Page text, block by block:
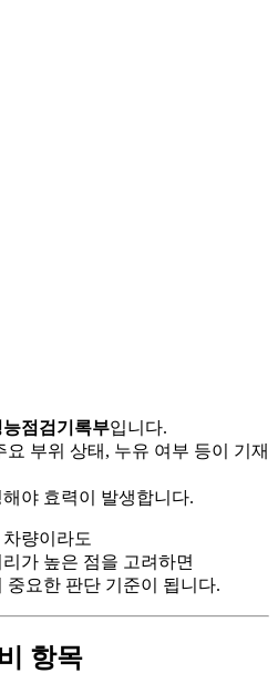
능점검기록부입니다.
부위 상태, 누유 여부 등이 기재
야 효력이 발생합니다.
량이라도
가 높은 점을 고려하면
중요한 판단 기준이 됩니다.
항목